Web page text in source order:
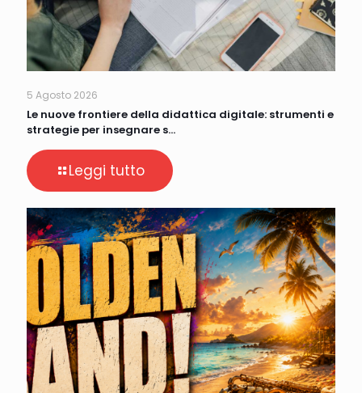
5 Agosto 2026
Le nuove frontiere della didattica digitale: strumenti e
strategie per insegnare s…
Leggi tutto